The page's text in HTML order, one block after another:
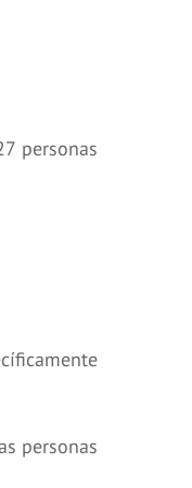
personas
personas